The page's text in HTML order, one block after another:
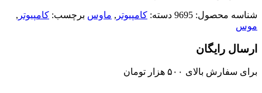
شناسه محصول: 9695 دسته: کامپیوتر , ماوس برچسب: کامپیوتر ,
موس
ارسال رایگان
برای سفارش‌ بالای ۵۰۰ هزار تومان